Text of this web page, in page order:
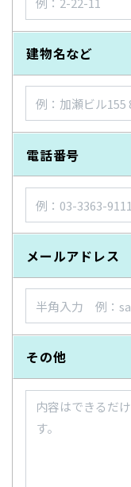
建物名など
電話番号
メールアドレス
その他